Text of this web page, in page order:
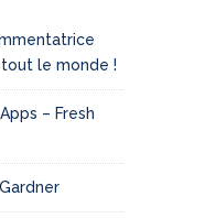
le monde !
– Fresh